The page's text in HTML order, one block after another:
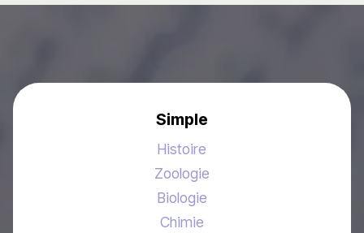
Simple
Histoire
Zoologie
Biologie
Chimie